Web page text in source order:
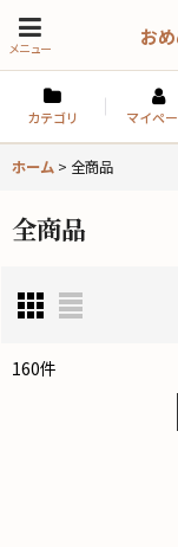
メニュー お
カテゴリ マイペ
ホーム > 全商品
全商品
160件